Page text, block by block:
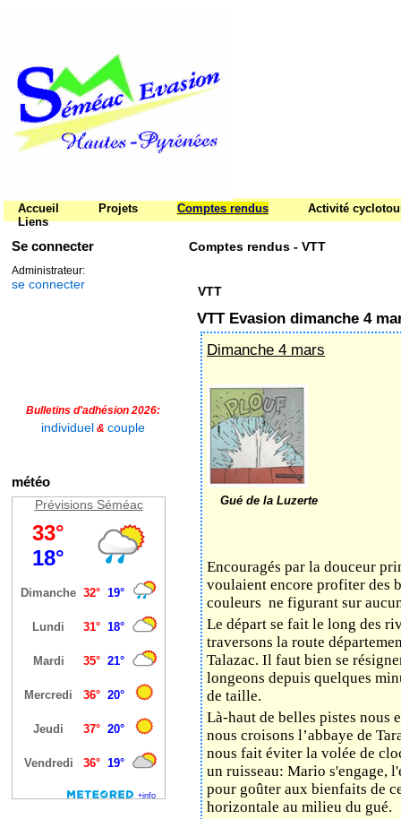
Accueil Projets Comptes rendus
Activité
Liens
Se connecter
Administrateur:
se connecter
Bulletins d'adhésion 2026:
individuel & couple
météo
Prévisions Séméac
Comptes rendus - VTT
VTT
VTT Evasion dimanche 4
Dimanche 4 mars
Gué de la Luzerte
Encouragés par la douceur
voulaient encore profiter des
couleurs ne figurant sur
Le départ se fait le long des
traversons la route
Talazac. Il faut bien se
longeons depuis quelques
de taille.
Là-haut de belles pistes nous
nous croisons l’abbaye de
nous fait éviter la volée de
un ruisseau: Mario s'engage,
pour goûter aux bienfaits de
horizontale au milieu du gué.